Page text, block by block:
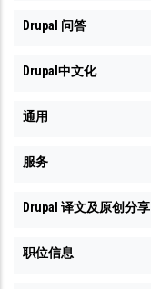
Drupal 问答
Drupal中文化
通用
服务
Drupal 译文及原创分享
职位信息